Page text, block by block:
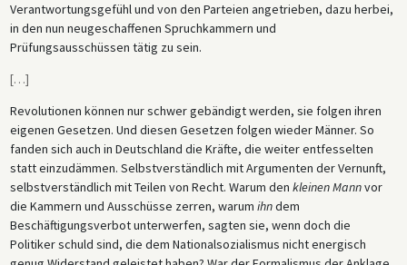
Verantwortungsgefühl und von den Parteien angetrieben, dazu herbei,
in den nun neugeschaffenen Spruchkammern und
Prüfungsausschüssen tätig zu sein.
[…]
Revolutionen können nur schwer gebändigt werden, sie folgen ihren
eigenen Gesetzen. Und diesen Gesetzen folgen wieder Männer. So
fanden sich auch in Deutschland die Kräfte, die weiter entfesselten
statt einzudämmen. Selbstverständlich mit Argumenten der Vernunft,
selbstverständlich mit Teilen von Recht. Warum den kleinen Mannvor
die Kammern und Ausschüsse zerren, warum ihndem
Beschäftigungsverbot unterwerfen, sagten sie, wenn doch die
Politiker schuld sind, die dem Nationalsozialismus nicht energisch